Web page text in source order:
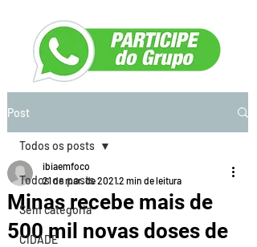
Post
Todos os posts
Sem categoria
CIDADE
Todos os posts
Minas recebe mais de
500 mil novas doses de
ibiaemfoco
21 de mar. de 20212 min de leitura